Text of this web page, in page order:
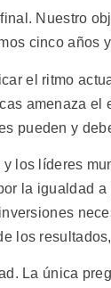
Nuestro
cinco años
el ritmo
amenaza el
pueden y
los líderes
la igualdad
los
La única